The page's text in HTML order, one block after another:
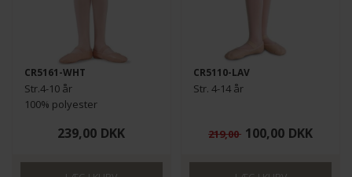
CR5161-WHT
Str.4-10 år
100% polyester
239,00 DKK
CR5110-LAV
Str. 4-14 år
219,00 100,00 DKK